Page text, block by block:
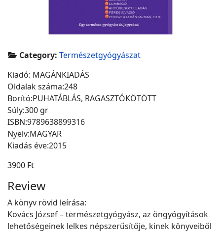
Category: Természetgyógyászat
Kiadó: MAGÁNKIADÁS
Oldalak száma:248
Borító:PUHATÁBLÁS, RAGASZTÓKÖTÖTT
Súly:300 gr
ISBN:9789638899316
Nyelv:MAGYAR
Kiadás éve:2015
3900 Ft
Review
A könyv rövid leírása:
Kovács József – természetgyógyász, az öngyógyítások
lehetőségeinek lelkes népszerűsítője, kinek könyveiből